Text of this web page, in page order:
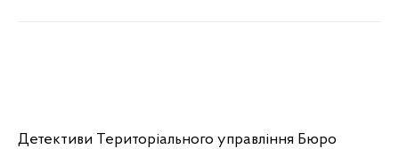
Детективи Територіального управління Бюро